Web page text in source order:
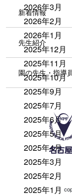
2026年3月
2026年2月
2026年1月
2025年12月
2025年11月
2025年10月
2025年9月
2025年7月
2025年6月
2025年5月
2025年4月
2025年3月
2025年2月
2025年1月
新着情報
先生紹介
園の先生・指導